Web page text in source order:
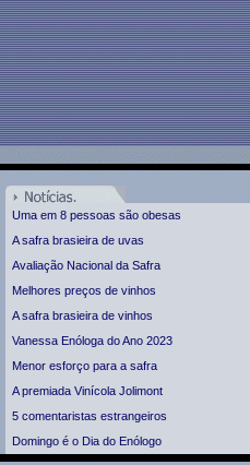
Uma em 8 pessoas são obesas
A safra brasieira de uvas
Avaliação Nacional da Safra
Melhores preços de vinhos
A safra brasieira de vinhos
Vanessa Enóloga do Ano 2023
Menor esforço para a safra
A premiada Vinícola Jolimont
5 comentaristas estrangeiros
Domingo é o Dia do Enólogo